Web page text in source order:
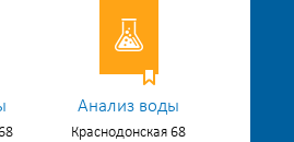
Анализ воды
Краснодонская 68